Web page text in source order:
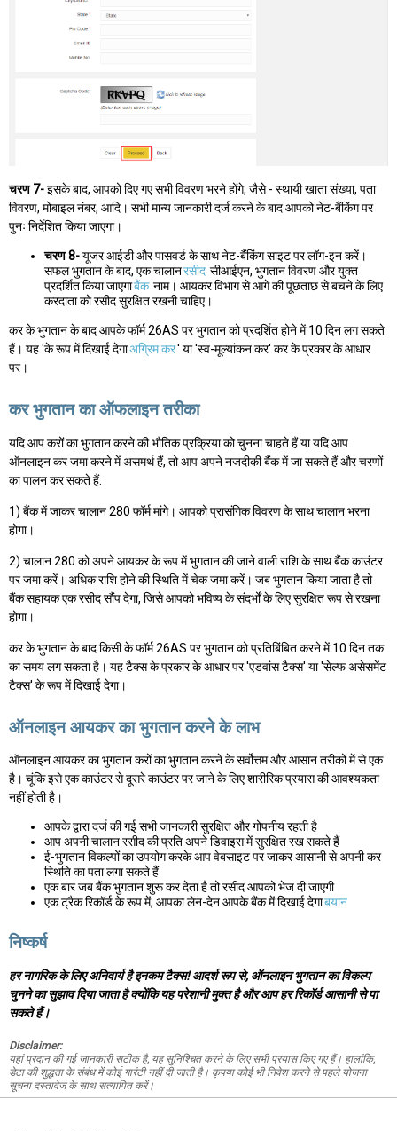
चरण 7-इसके बाद, आपको दिए गए सभी विवरण भरने होंगे, जैसे - स्थायी खाता संख्या, पता
विवरण, मोबाइल नंबर, आदि। सभी मान्य जानकारी दर्ज करने के बाद आपको नेट-बैंकिंग पर
पुनः निर्देशित किया जाएगा।
चरण 8-यूजर आईडी और पासवर्ड के साथ नेट-बैंकिंग साइट पर लॉग-इन करें।
सफल भुगतान के बाद, एक चालानरसीद सीआईएन, भुगतान विवरण और युक्त
प्रदर्शित किया जाएगाबैंक नाम। आयकर विभाग से आगे की पूछताछ से बचने के लिए
करदाता को रसीद सुरक्षित रखनी चाहिए।
कर के भुगतान के बाद आपके फॉर्म 26AS पर भुगतान को प्रदर्शित होने में 10 दिन लग सकते
हैं। यह 'के रूप में दिखाई देगाअग्रिम कर' या 'स्व-मूल्यांकन कर' कर के प्रकार के आधार
पर।
कर भुगतान का ऑफलाइन तरीका
यदि आप करों का भुगतान करने की भौतिक प्रक्रिया को चुनना चाहते हैं या यदि आप
ऑनलाइन कर जमा करने में असमर्थ हैं, तो आप अपने नजदीकी बैंक में जा सकते हैं और चरणों
का पालन कर सकते हैं:
1) बैंक में जाकर चालान 280 फॉर्म मांगे। आपको प्रासंगिक विवरण के साथ चालान भरना
होगा।
2) चालान 280 को अपने आयकर के रूप में भुगतान की जाने वाली राशि के साथ बैंक काउंटर
पर जमा करें। अधिक राशि होने की स्थिति में चेक जमा करें। जब भुगतान किया जाता है तो
बैंक सहायक एक रसीद सौंप देगा, जिसे आपको भविष्य के संदर्भों के लिए सुरक्षित रूप से रखना
होगा।
कर के भुगतान के बाद किसी के फॉर्म 26AS पर भुगतान को प्रतिबिंबित करने में 10 दिन तक
का समय लग सकता है। यह टैक्स के प्रकार के आधार पर 'एडवांस टैक्स' या 'सेल्फ असेसमेंट
टैक्स' के रूप में दिखाई देगा।
ऑनलाइन आयकर का भुगतान करने के लाभ
ऑनलाइन आयकर का भुगतान करों का भुगतान करने के सर्वोत्तम और आसान तरीकों में से एक
है। चूंकि इसे एक काउंटर से दूसरे काउंटर पर जाने के लिए शारीरिक प्रयास की आवश्यकता
नहीं होती है।
आपके द्वारा दर्ज की गई सभी जानकारी सुरक्षित और गोपनीय रहती है
आप अपनी चालान रसीद की प्रति अपने डिवाइस में सुरक्षित रख सकते हैं
ई-भुगतान विकल्पों का उपयोग करके आप वेबसाइट पर जाकर आसानी से अपनी कर
स्थिति का पता लगा सकते हैं
एक बार जब बैंक भुगतान शुरू कर देता है तो रसीद आपको भेज दी जाएगी
एक ट्रैक रिकॉर्ड के रूप में, आपका लेन-देन आपके बैंक में दिखाई देगाबयान
निष्कर्ष
हर नागरिक के लिए अनिवार्य है इनकम टैक्स! आदर्श रूप से, ऑनलाइन भुगतान का विकल्प
चुनने का सुझाव दिया जाता है क्योंकि यह परेशानी मुक्त है और आप हर रिकॉर्ड आसानी से पा
सकते हैं।
Disclaimer:
यहां प्रदान की गई जानकारी सटीक है, यह सुनिश्चित करने के लिए सभी प्रयास किए गए हैं। हालांकि,
डेटा की शुद्धता के संबंध में कोई गारंटी नहीं दी जाती है। कृपया कोई भी निवेश करने से पहले योजना
सूचना दस्तावेज के साथ सत्यापित करें।